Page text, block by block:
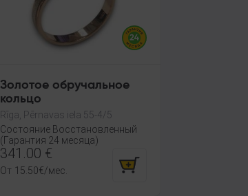
Золотое обручальное
кольцо
Rīga, Pērnavas iela 55-4/5
Состояние Восстановленный
(Гарантия 24 месяца)
341.00 €
От 15.50€/мес.